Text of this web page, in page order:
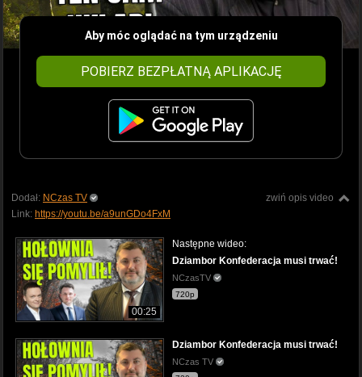
Aby móc oglądać na tym urządzeniu
POBIERZ BEZPŁATNĄ APLIKACJĘ
zwiń opis video
Dodał: NCzas TV
Link: https://youtu.be/a9unGDo4FxM
00:25
Następne wideo:
Dziambor Konfederacja musi trwać!
NCzasTV
720p
Dziambor Konfederacja musi trwać!
NCzas TV